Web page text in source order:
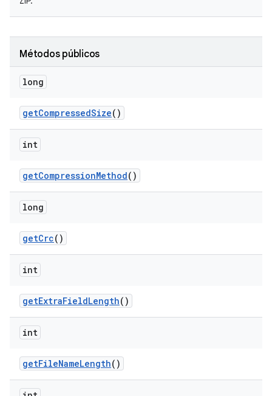
Métodos públicos
long
getCompressedSize()
int
getCompressionMethod()
long
getCrc()
int
getExtraFieldLength()
int
getFileNameLength()